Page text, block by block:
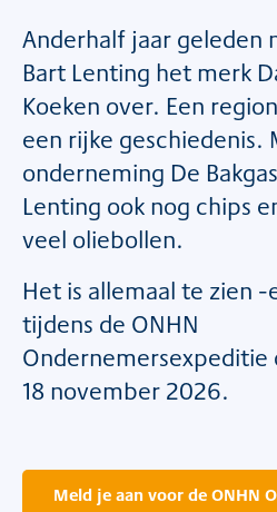
Anderhalf jaar geleden
Bart Lenting het merk
Koeken over. Een
een rijke geschiedenis.
onderneming De
Lenting ook nog chips
veel oliebollen.
Het is allemaal te zien
tijdens de ONHN
Ondernemersexpeditie
18 november 2026.
Meld je aan voor de ONHN